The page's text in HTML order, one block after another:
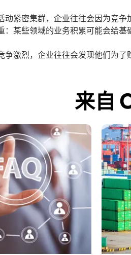
动紧密集群，企业往往会因为竞争
：某些领域的业务积累可能会给基
争激烈，企业往往会发现他们为了
来自